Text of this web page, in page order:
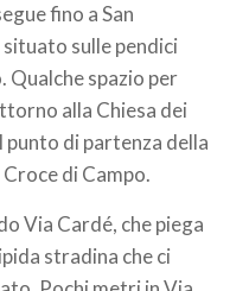
fino a San
sulle pendici
Qualche spazio per
alla Chiesa dei
punto di partenza della
di Campo.
Via Cardé, che piega
stradina che ci